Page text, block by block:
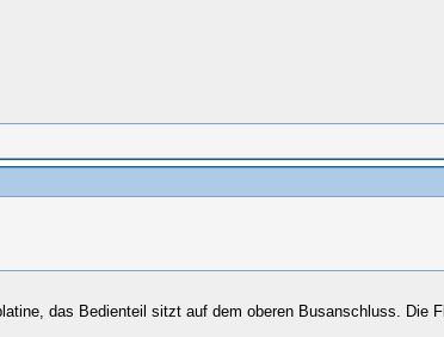
das Bedienteil sitzt auf dem oberen Busanschluss. Die